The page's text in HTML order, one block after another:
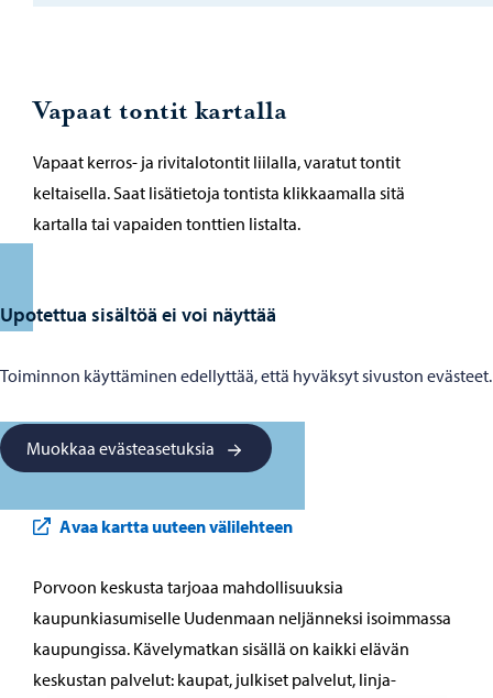
Vapaat tontit kartalla
Vapaat kerros- ja rivitalotontit liilalla, varatut tontit
keltaisella. Saat lisätietoja tontista klikkaamalla sitä
kartalla tai vapaiden tonttien listalta.
Upotettua sisältöä ei voi näyttää
Toiminnon käyttäminen edellyttää, että hyväksyt sivuston evästeet.
Muokkaa evästeasetuksia
Avaa kartta uuteen välilehteen
Porvoon keskusta tarjoaa mahdollisuuksia
kaupunkiasumiselle Uudenmaan neljänneksi isoimmassa
kaupungissa. Kävelymatkan sisällä on kaikki elävän
keskustan palvelut: kaupat, julkiset palvelut, linja-